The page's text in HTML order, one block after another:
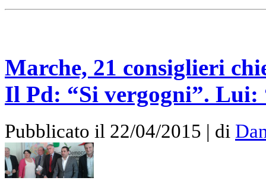
Marche, 21 consiglieri
Il Pd: “Si vergogni”. Lui:
Pubblicato il 22/04/2015 | di